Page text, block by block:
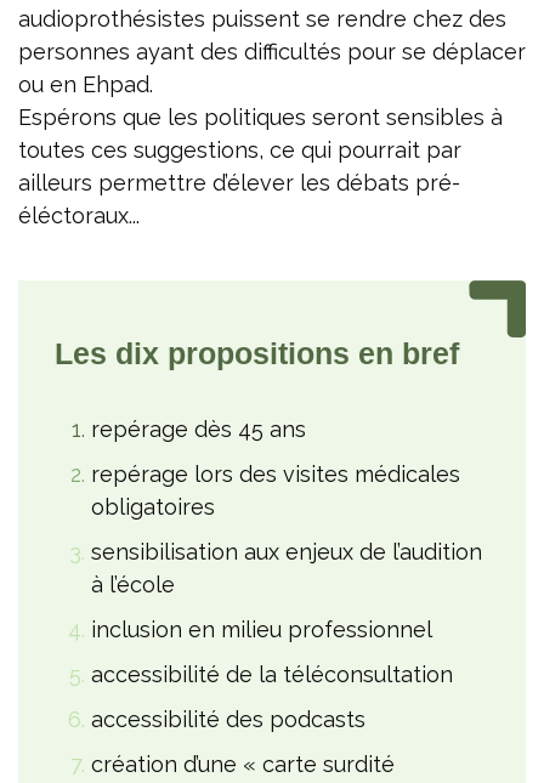
audioprothésistes puissent se rendre chez des
personnes ayant des difficultés pour se déplacer
ou en Ehpad.
Espérons que les politiques seront sensibles à
toutes ces suggestions, ce qui pourrait par
ailleurs permettre d’élever les débats pré-
éléctoraux...
Les dix propositions en bref
repérage dès 45 ans
repérage lors des visites médicales
obligatoires
sensibilisation aux enjeux de l’audition
à l’école
inclusion en milieu professionnel
accessibilité de la téléconsultation
accessibilité des podcasts
création d’une « carte surdité